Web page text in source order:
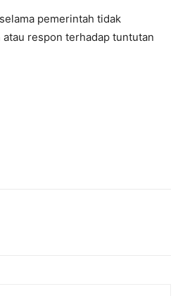
pemerintah tidak
respon terhadap tuntutan